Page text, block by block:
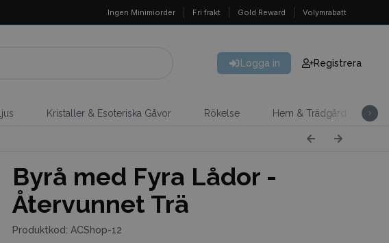
Ingen Minimiorder Fri frakt Gold Reward Volymrabatt
Logga in Registrera
Ljus Kristaller & Esoteriska Gåvor Rökelse Hem & Trädgård
Byrå med Fyra Lådor -
Återvunnet Trä
Produktkod: ACShop-12